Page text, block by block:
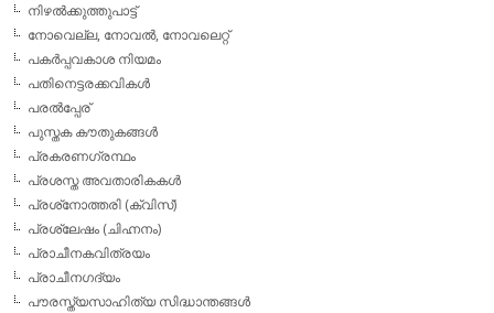
നിഴല്‍ക്കുത്തുപാട്ട്
നോവെല്ല, നോവല്‍, നോവലെറ്റ്
പകര്‍പ്പവകാശ നിയമം
പതിനെട്ടരക്കവികള്‍
പരല്‍പ്പേര്
പുസ്തക കൗതുകങ്ങള്‍
പ്രകരണഗ്രന്ഥം
പ്രശസ്ത അവതാരികകള്‍
പ്രശ്‌നോത്തരി (ക്വിസ്)
പ്രശ്ലേഷം (ചിഹ്നനം)
പ്രാചീനകവിത്രയം
പ്രാചീനഗദ്യം
പൗരസ്ത്യസാഹിത്യ സിദ്ധാന്തങ്ങള്‍